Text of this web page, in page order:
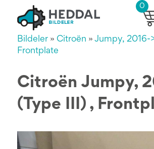
0
Bildeler » Citroën » Jumpy, 2016-
Frontplate
Citroën Jumpy,
(Type III) ,